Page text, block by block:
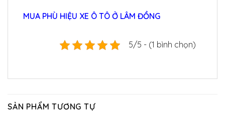
MUA PHÙ HIỆU XE Ô TÔ Ở LÂM ĐỒNG
5/5 - (1 bình chọn)
SẢN PHẨM TƯƠNG TỰ